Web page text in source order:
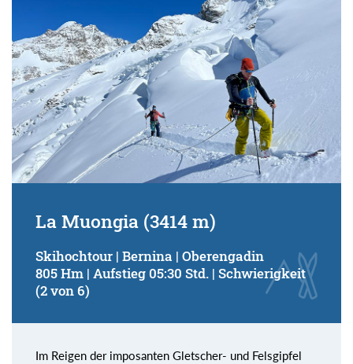
La Muongia (3414 m)
Skihochtour | Bernina | Oberengadin
805 Hm | Aufstieg 05:30 Std. | Schwierigkeit
(2 von 6)
Im Reigen der imposanten Gletscher- und Felsgipfel